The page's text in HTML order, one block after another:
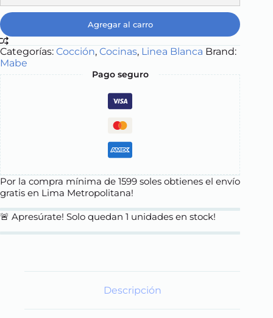
Agregar al carro
Categorías: Cocción, Cocinas, Linea Blanca Brand:
Mabe
Pago seguro
Por la compra mínima de 1599 soles obtienes el envío
gratis en Lima Metropolitana!
🚨 Apresúrate! Solo quedan 1 unidades en stock!
Descripción